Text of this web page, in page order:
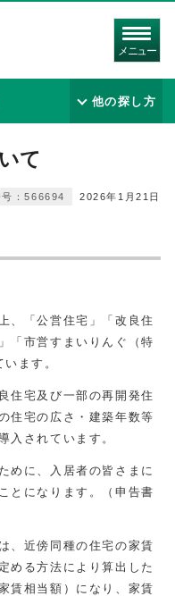
メニュー
他の探し方
て
2026年1月21日
号：566694
、「公営住宅」「改良住
「市営すまいりんぐ（特
ます。
住宅及び一部の再開発住
住宅の広さ・建築年数等
入されています。
めに、入居者の皆さまに
とになります。（申告書
、近傍同種の住宅の家賃
める方法により算出した
賃相当額）になり、家賃